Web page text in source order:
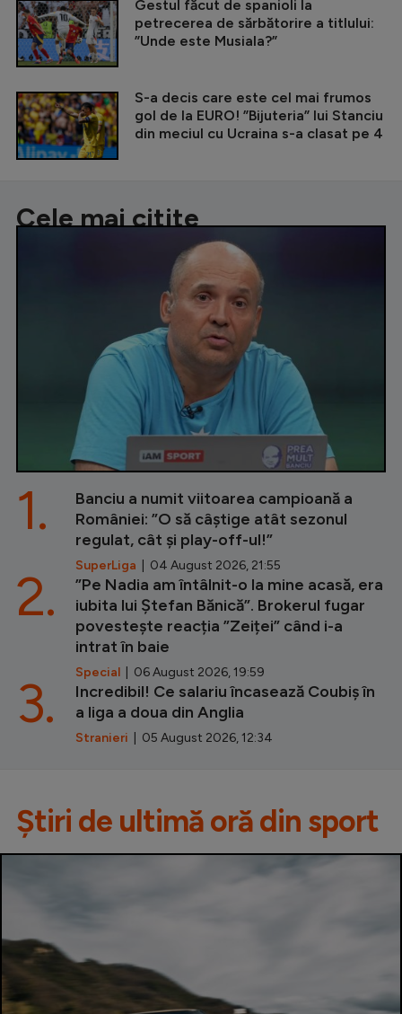
Gestul făcut de spanioli la
petrecerea de sărbătorire a titlului:
”Unde este Musiala?”
S-a decis care este cel mai frumos
gol de la EURO! ”Bijuteria” lui Stanciu
din meciul cu Ucraina s-a clasat pe 4
Cele mai citite
Banciu a numit viitoarea campioană a
României: ”O să câștige atât sezonul
regulat, cât și play-off-ul!”
SuperLiga | 04 August 2026, 21:55
1.
”Pe Nadia am întâlnit-o la mine acasă, era
iubita lui Ștefan Bănică”. Brokerul fugar
povestește reacția ”Zeiței” când i-a
intrat în baie
Special | 06 August 2026, 19:59
2.
Incredibil! Ce salariu încasează Coubiș în
a liga a doua din Anglia
Stranieri | 05 August 2026, 12:34
3.
Știri de ultimă oră din sport